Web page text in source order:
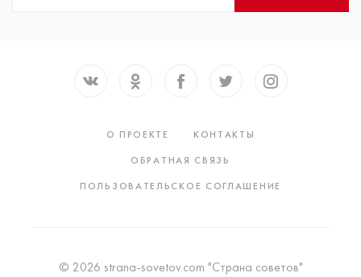
О ПРОЕКТЕ
КОНТАКТЫ
ОБРАТНАЯ СВЯЗЬ
ПОЛЬЗОВАТЕЛЬСКОЕ СОГЛАШЕНИЕ
© 2026 strana-sovetov.com "Страна советов"